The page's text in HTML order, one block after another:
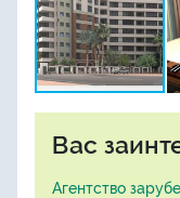
Вас
Агентство